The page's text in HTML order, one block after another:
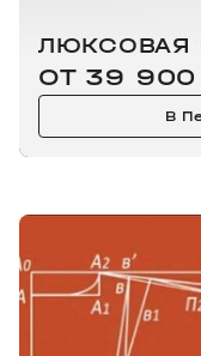
ЛЮКСОВАЯ
ОТ 39
В
ОТ 119 ₽